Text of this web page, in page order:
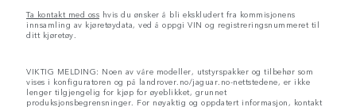
Ta kontakt med oss hvis du ønsker å bli ekskludert fra kommisjonens
innsamling av kjøretøydata, ved å oppgi VIN og registreringsnummeret til
ditt kjøretøy.
VIKTIG MELDING: Noen av våre modeller, utstyrspakker og tilbehør som
vises i konfiguratoren og på landrover.no/jaguar.no-nettstedene, er ikke
lenger tilgjengelig for kjøp for øyeblikket, grunnet
produksjonsbegrensninger. For nøyaktig og oppdatert informasjon, kontakt